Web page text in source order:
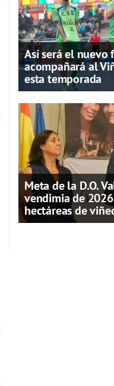
Así será el
acompañará al
esta temporada
Meta de la D.O.
vendimia de
hectáreas de